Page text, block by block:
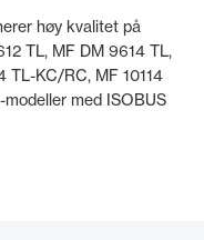
høy kvalitet på
TL, MF DM 9614 TL,
TL-KC/RC, MF 10114
med ISOBUS